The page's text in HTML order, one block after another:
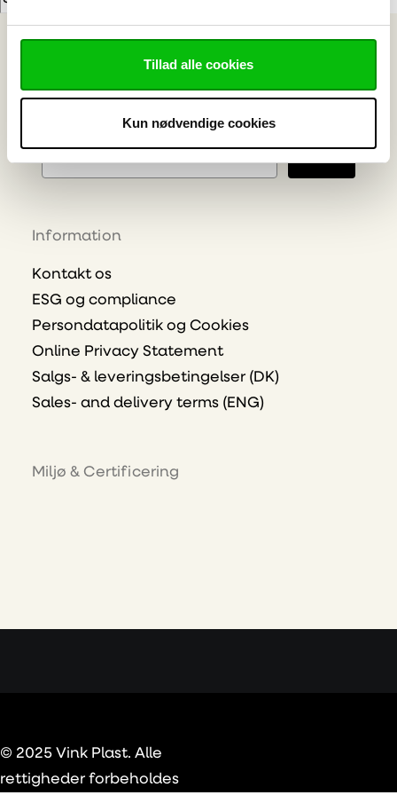
Tillad alle cookies
Kun nødvendige cookies
Skilt & Reklame
Bearbejdning
Information
Kontakt os
ESG og compliance
Persondatapolitik og Cookies
Online Privacy Statement
Salgs- & leveringsbetingelser (DK)
Sales- and delivery terms (ENG)
Miljø & Certificering
© 2025 Vink Plast. Alle
rettigheder forbeholdes